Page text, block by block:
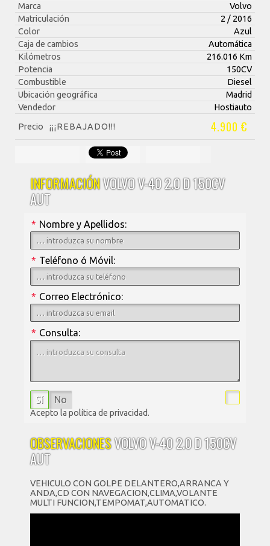
Marca
Volvo
Matriculación
2 / 2016
Color
Azul
Caja de cambios
Automática
Kilómetros
216.016 Km
Potencia
150CV
Combustible
Diesel
Ubicación geográfica
Madrid
Vendedor
Hostiauto
Precio
¡¡¡REBAJADO!!! 4.900 €
INFORMACIÓNVOLVO V-40 2.0 D 150CV
AUT
Nombre y Apellidos:
*
Teléfono ó Móvil:
*
Correo Electrónico:
*
Consulta:
*
Sí No
Acepto la política de privacidad.
OBSERVACIONESVOLVO V-40 2.0 D 150CV
AUT
VEHICULO CON GOLPE DELANTERO,ARRANCA Y
ANDA,CD CON NAVEGACION,CLIMA,VOLANTE
MULTI FUNCION,TEMPOMAT,AUTOMATICO.